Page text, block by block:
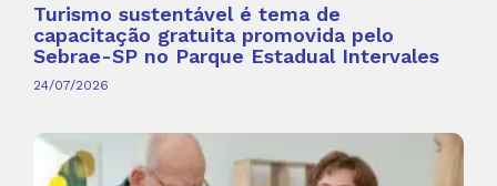
Turismo sustentável é tema de
capacitação gratuita promovida pelo
Sebrae-SP no Parque Estadual Intervales
24/07/2026